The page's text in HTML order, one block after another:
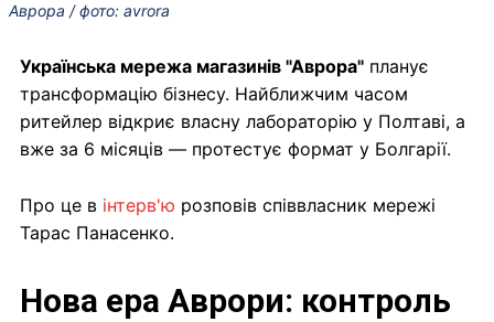
Аврора / фото: avrora
Українська мережа магазинів "Аврора" планує
трансформацію бізнесу. Найближчим часом
ритейлер відкриє власну лабораторію у Полтаві, а
вже за 6 місяців — протестує формат у Болгарії.
Про це в інтерв'ю розповів співвласник мережі
Тарас Панасенко.
Нова ера Аврори: контроль